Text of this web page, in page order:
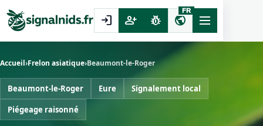
login person_add pest_control public
FR
Accueil›Frelon asiatique›Beaumont-le-Roger
Beaumont-le-Roger Eure
Signalement local
Piégeage raisonné